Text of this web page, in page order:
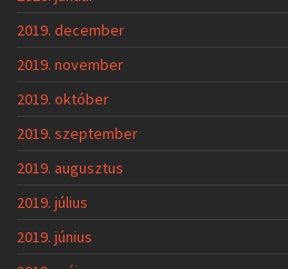
2019. december
2019. november
2019. október
2019. szeptember
2019. augusztus
2019. július
2019. június